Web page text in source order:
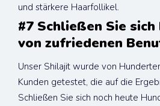
und stärkere Haarfollikel.
#7 Schließen Sie
von zufriedenen
Unser Shilajit wurde von
Kunden getestet, die auf die
Schließen Sie sich noch heute